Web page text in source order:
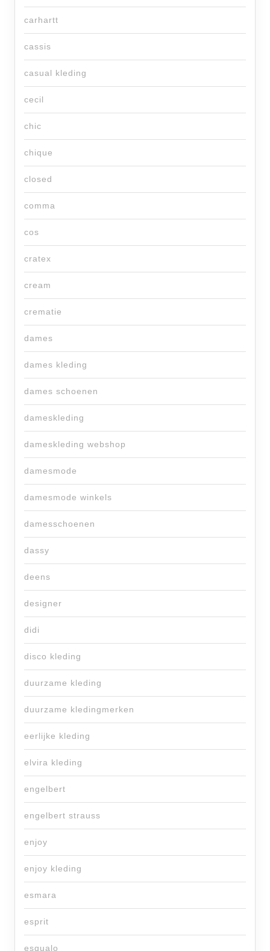
carhartt
cassis
casual kleding
cecil
chic
chique
closed
comma
cos
cratex
cream
crematie
dames
dames kleding
dames schoenen
dameskleding
dameskleding webshop
damesmode
damesmode winkels
damesschoenen
dassy
deens
designer
didi
disco kleding
duurzame kleding
duurzame kledingmerken
eerlijke kleding
elvira kleding
engelbert
engelbert strauss
enjoy
enjoy kleding
esmara
esprit
esqualo